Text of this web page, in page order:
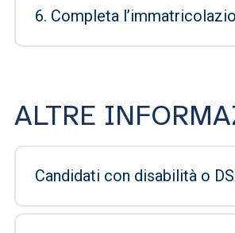
6. Completa
ALTRE
Candidati con disabilità o